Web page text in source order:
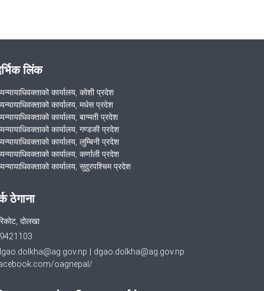
लिंक
कार्यालय, कोशी प्रदेश
कार्यालय, मधेस प्रदेश
कार्यालय, बाग्मती प्रदेश
कार्यालय, गण्डकी प्रदेश
कार्यालय, लुम्बिनी प्रदेश
कार्यालय, कर्णाली प्रदेश
कार्यालय, सुदुरपश्चिम प्रदेश
ठेगाना
दोलखा
| dgao.dolkha@ag.gov.np
oagnepal/